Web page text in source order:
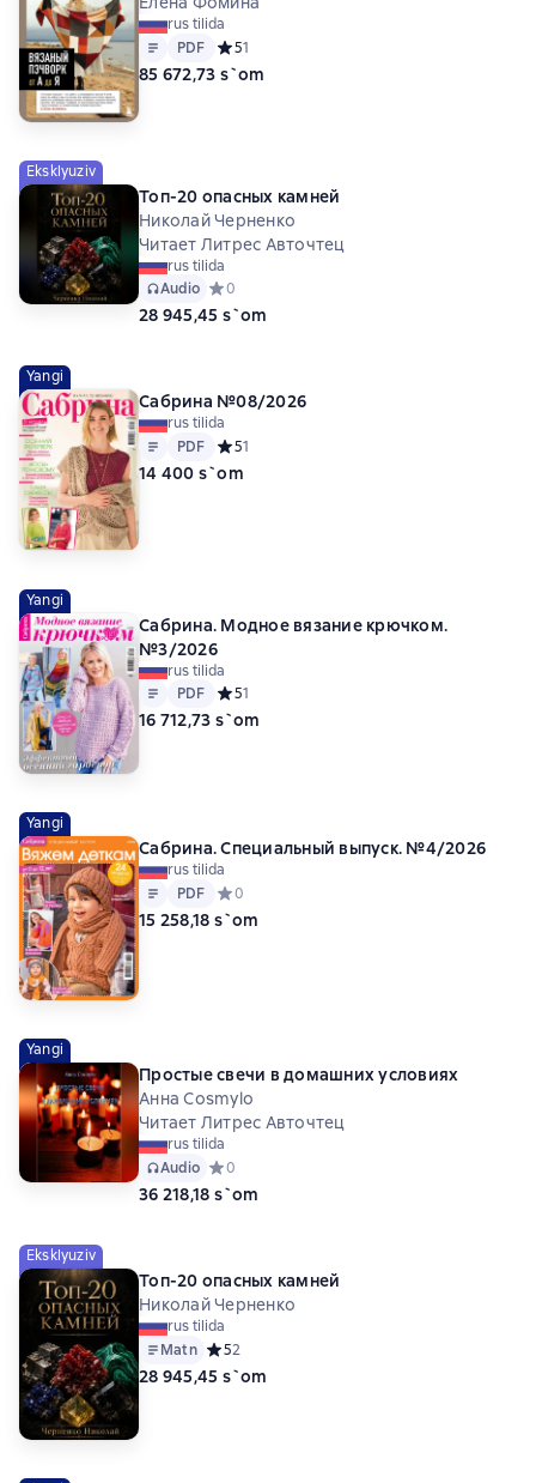
rus tilida
Matn
PDF
PDF Средний рейтинг 5 на основе 1 оценок
51
85 672,73 s`om
Eksklyuziv
Топ-20 опасных камней
Николай Черненко
Читает Литрес Авточтец
rus tilida
Audio Средний рейтинг 0 на основе 0 оценок
0
28 945,45 s`om
Yangi
Сабрина №08/2026
rus tilida
Matn
PDF
PDF Средний рейтинг 5 на основе 1 оценок
51
14 400 s`om
Yangi
Cабрина. Модное вязание крючком.
№3/2026
rus tilida
Matn
PDF
PDF Средний рейтинг 5 на основе 1 оценок
51
16 712,73 s`om
Yangi
Сабрина. Специальный выпуск. №4/2026
rus tilida
Matn
PDF
PDF Средний рейтинг 0 на основе 0 оценок
0
15 258,18 s`om
Yangi
Простые свечи в домашних условиях
Анна Cosmylo
Читает Литрес Авточтец
rus tilida
Audio Средний рейтинг 0 на основе 0 оценок
0
36 218,18 s`om
Eksklyuziv
Топ-20 опасных камней
Николай Черненко
rus tilida
Matn Средний рейтинг 5 на основе 2 оценок
52
28 945,45 s`om